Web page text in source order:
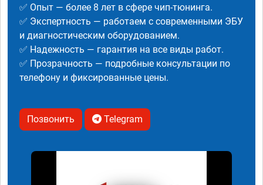
✅ Опыт — более 8 лет в сфере чип-тюнинга.
✅ Экспертность — работаем с современными ЭБУ
и диагностическим оборудованием.
✅ Надежность — гарантия на все виды работ.
✅ Прозрачность — подробные консультации по
телефону и фиксированные цены.
Позвонить Telegram